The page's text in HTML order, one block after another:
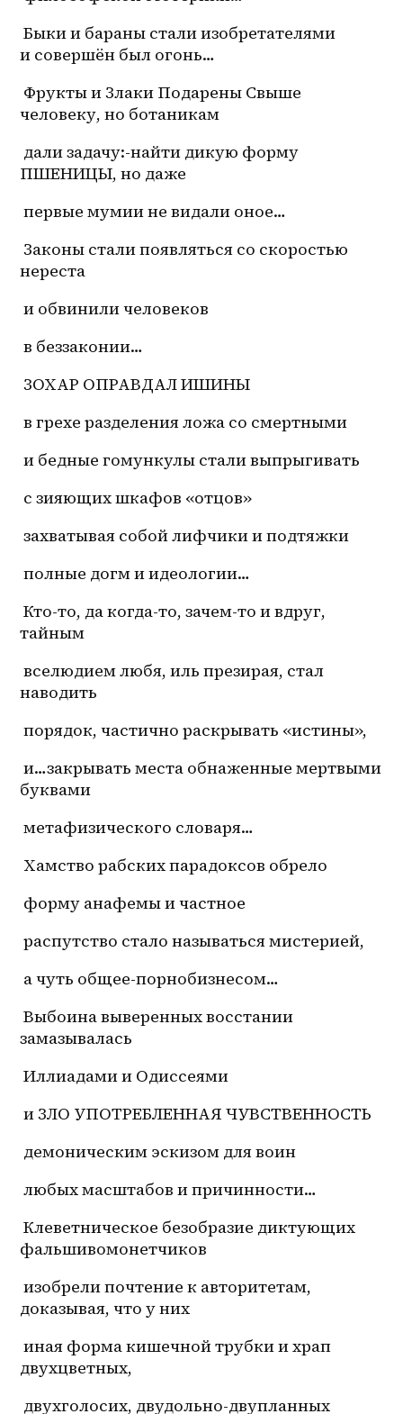
Быки и бараны стали изобретателями
и совершён был огонь…
человеку, но ботаникам
ПШЕНИЦЫ, но даже
первые мумии не видали оное…
Законы стали появляться со скоростью
нереста
и обвинили человеков
в беззаконии…
ЗОХАР ОПРАВДАЛ ИШИНЫ
в грехе разделения ложа со смертными
и бедные гомункулы стали выпрыгивать
с зияющих шкафов «отцов»
захватывая собой лифчики и подтяжки
полные догм и идеологии…
Кто-то, да когда-то, зачем-то и вдруг,
тайным
вселюдием любя, иль презирая, стал
наводить
порядок, частично раскрывать «истины»,
и…закрывать места обнаженные мертвыми
буквами
метафизического словаря…
Хамство рабских парадоксов обрело
форму анафемы и частное
распутство стало называться мистерией,
а чуть общее-порнобизнесом…
Выбоина выверенных восстании
замазывалась
Иллиадами и Одиссеями
и ЗЛО УПОТРЕБЛЕННАЯ ЧУВСТВЕННОСТЬ
демоническим эскизом для воин
любых масштабов и причинности…
Клеветническое безобразие диктующих
фальшивомонетчиков
изобрели почтение к авторитетам,
доказывая, что у них
иная форма кишечной трубки и храп
двухцветных,